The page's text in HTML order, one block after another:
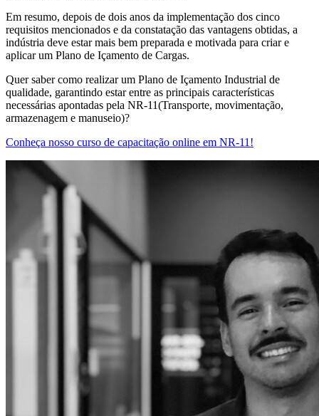
Em resumo, depois de dois anos da implementação dos cinco
requisitos mencionados e da constatação das vantagens obtidas, a
indústria deve estar mais bem preparada e motivada para criar e
aplicar um Plano de Içamento de Cargas.
Quer saber como realizar um Plano de Içamento Industrial de
qualidade, garantindo estar entre as principais características
necessárias apontadas pela NR-11(Transporte, movimentação,
armazenagem e manuseio)?
Conheça nosso curso de capacitação online em NR-11!